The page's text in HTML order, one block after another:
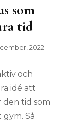
som
tid
2022
och
idé att
den tid som
Så